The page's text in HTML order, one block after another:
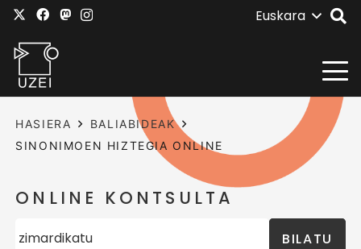
Euskara
HASIERA
BALIABIDEAK
SINONIMOEN HIZTEGIA ONLINE
ONLINE KONTSULTA
BILATU